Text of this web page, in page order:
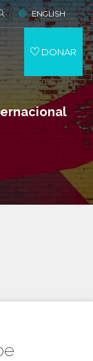
ENGLISH
DONAR